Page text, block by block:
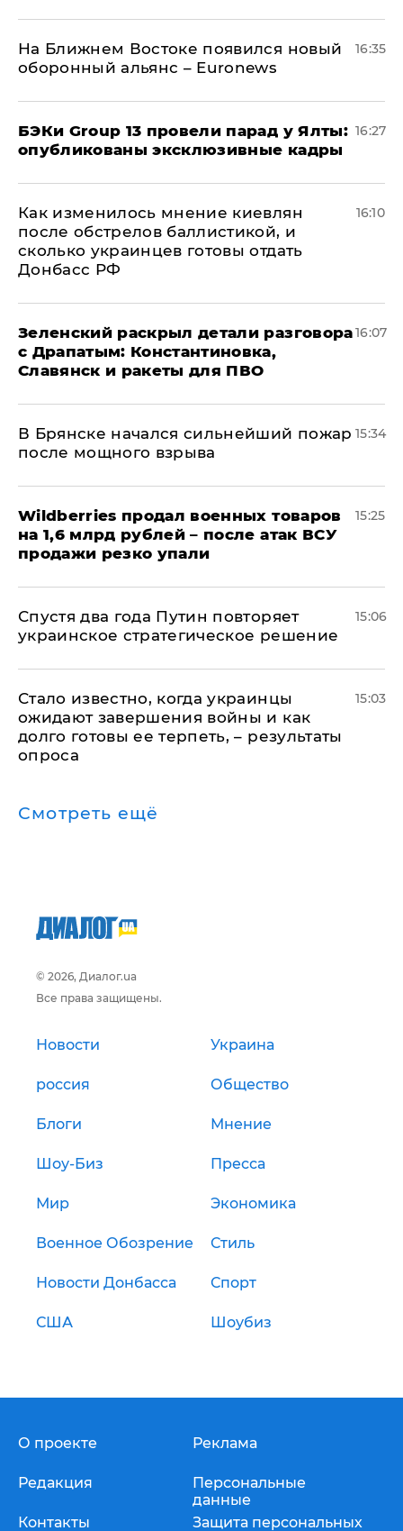
На Ближнем Востоке появился новый
оборонный альянс – Euronews
16:35
​БЭКи Group 13 провели парад у Ялты:
опубликованы эксклюзивные кадры
16:27
Как изменилось мнение киевлян
после обстрелов баллистикой, и
сколько украинцев готовы отдать
Донбасс РФ
16:10
​Зеленский раскрыл детали разговора
с Драпатым: Константиновка,
Славянск и ракеты для ПВО
16:07
В Брянске начался сильнейший пожар
после мощного взрыва
15:34
​Wildberries продал военных товаров
на 1,6 млрд рублей – после атак ВСУ
продажи резко упали
15:25
Спустя два года Путин повторяет
украинское стратегическое решение
15:06
Стало известно, когда украинцы
ожидают завершения войны и как
долго готовы ее терпеть, – результаты
опроса
15:03
Смотреть ещё
© 2026, Диалог.ua
Все права защищены.
Новости Украина
россия Общество
Блоги Мнение
Шоу-Биз Пресса
Мир Экономика
Военное Обозрение Стиль
Новости Донбасса Спорт
США Шоубиз
О проекте
Редакция
Контакты
Реклама
Персональные
данные
Защита персональных